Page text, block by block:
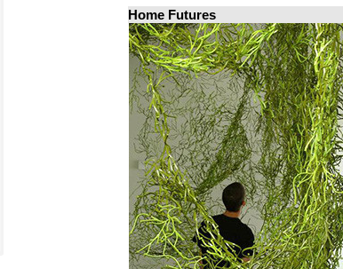
Home Futures